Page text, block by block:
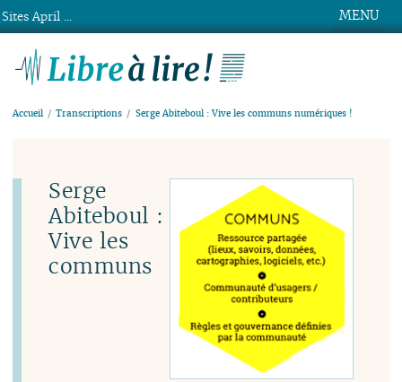
MENU
Accueil Transcriptions Serge Abiteboul : Vive les communs numériques !
Serge
Abiteboul :
Vive les
communs
Sites April ...